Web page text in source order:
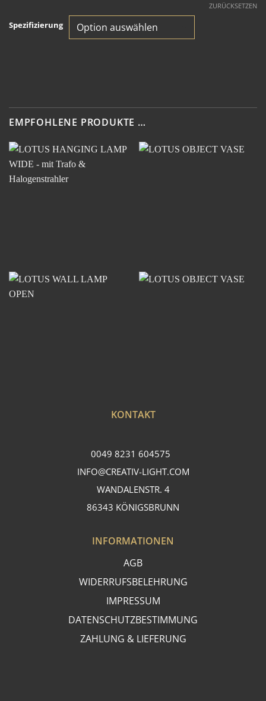
Spezifizierung
ZURÜCKSETZEN
EMPFOHLENE PRODUKTE …
KONTAKT
0049 8231 604575
INFO@CREATIV-LIGHT.COM
WANDALENSTR. 4
86343 KÖNIGSBRUNN
INFORMATIONEN
AGB
WIDERRUFSBELEHRUNG
IMPRESSUM
DATENSCHUTZBESTIMMUNG
ZAHLUNG & LIEFERUNG